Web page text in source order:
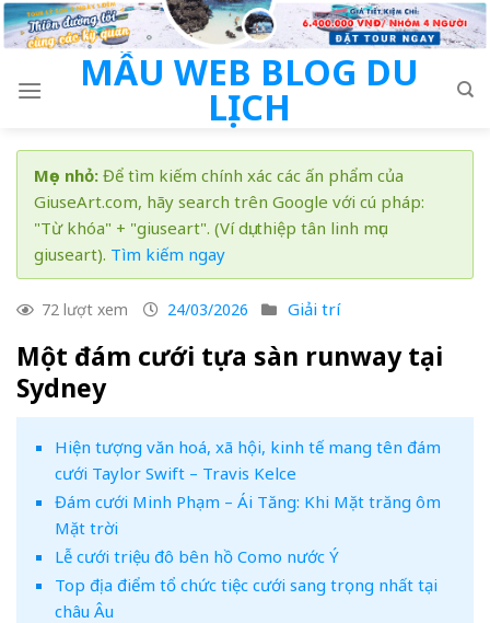
Skip
to
MẪU WEB BLOG DU
LỊCH
Mẹo nhỏ: Để tìm kiếm chính xác các ấn phẩm của
GiuseArt.com, hãy search trên Google với cú pháp:
"Từ khóa" + "giuseart". (Ví dụ: thiệp tân linh mục
giuseart). Tìm kiếm ngay
72 lượt xem 24/03/2026 Giải trí
Một đám cưới tựa sàn runway tại
Sydney
Hiện tượng văn hoá, xã hội, kinh tế mang tên đám
cưới Taylor Swift – Travis Kelce
Đám cưới Minh Phạm – Ái Tăng: Khi Mặt trăng ôm
Mặt trời
Lễ cưới triệu đô bên hồ Como nước Ý
Top địa điểm tổ chức tiệc cưới sang trọng nhất tại
châu Âu